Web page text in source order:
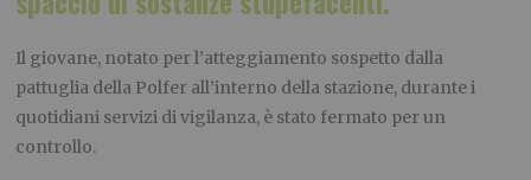
Il giovane, notato per l’atteggiamento sospetto dalla
pattuglia della Polfer all’interno della stazione, durante i
quotidiani servizi di vigilanza, è stato fermato per un
controllo.